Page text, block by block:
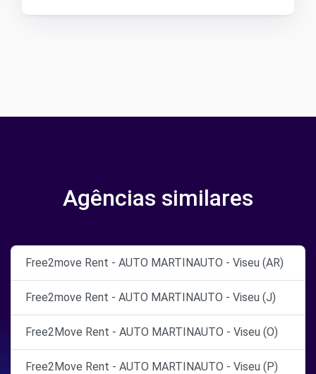
Agências similares
Free2move Rent - AUTO MARTINAUTO - Viseu (AR)
Free2move Rent - AUTO MARTINAUTO - Viseu (J)
Free2Move Rent - AUTO MARTINAUTO - Viseu (O)
Free2Move Rent - AUTO MARTINAUTO - Viseu (P)